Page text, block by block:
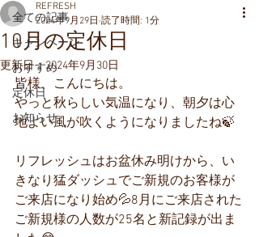
全ての記事
キャンペーン
おすすめ
定休日
お知らせ
10月の定休日
REFRESH
2024年9月29日 読了時間: 1分
更新日：2024年9月30日
皆様、こんにちは。
やっと秋らしい気温になり、朝夕は心
地よい風が吹くようになりましたね🍃
リフレッシュはお盆休み明けから、い
きなり猛ダッシュでご新規のお客様が
ご来店になり始め💦8月にご来店された
ご新規様の人数が25名と新記録が出ま